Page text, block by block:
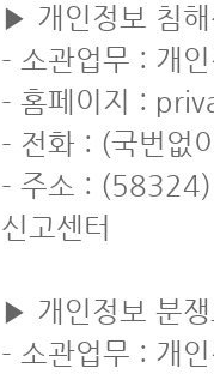
▶ 개인정보 침
- 소관업무 : 개
- 홈페이지 :
- 전화 : (국번없
- 주소 : (58324)
신고센터
▶ 개인정보 분
- 소관업무 : 개